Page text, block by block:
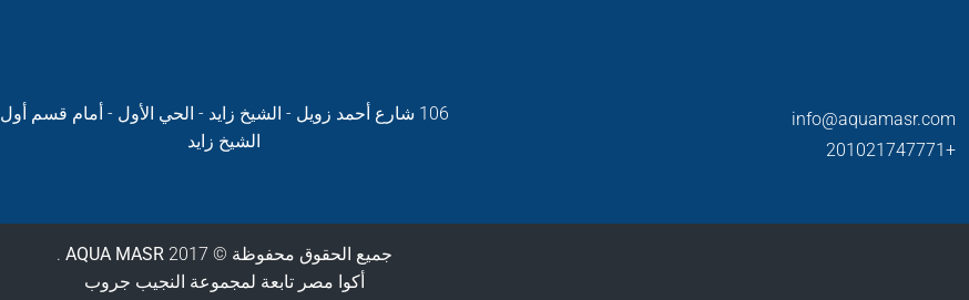
info@aquamasr.com
+201021747771
106 شارع أحمد زويل - الشيخ زايد - الحي الأول - أمام قسم أول
الشيخ زايد
جميع الحقوق محفوظة © AQUA MASR2017 .
أكوا مصر تابعة لمجموعة النجيب جروب